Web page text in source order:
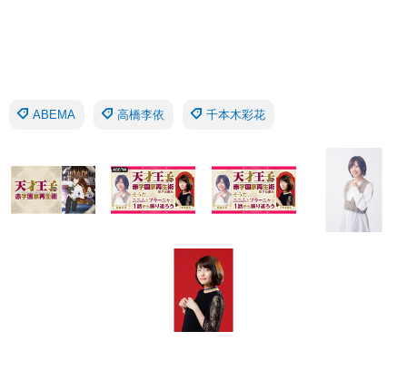
ABEMA 高橋李依 千本木彩花